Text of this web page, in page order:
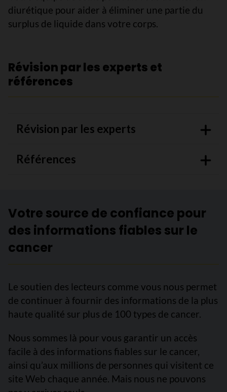
diurétique pour aider à éliminer une partie du
surplus de liquide dans votre corps.
Révision par les experts et
références
Révision par les experts
Références
Votre source de confiance pour
des informations fiables sur le
cancer
Le soutien des lecteurs comme vous nous permet
de continuer à fournir des informations de la plus
haute qualité sur plus de 100 types de cancer.
Nous sommes là pour vous garantir un accès
facile à des informations fiables sur le cancer,
ainsi qu’aux millions de personnes qui visitent ce
site Web chaque année. Mais nous ne pouvons